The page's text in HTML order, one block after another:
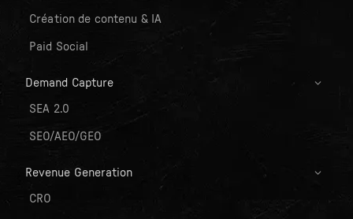
Création de contenu & IA
Paid Social
Demand Capture
SEA 2.0
SEO/AEO/GEO
Revenue Generation
CRO